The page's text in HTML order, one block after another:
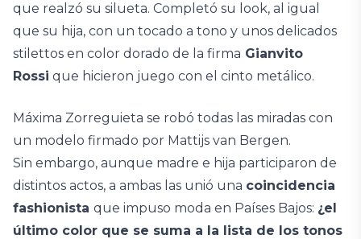
que realzó su silueta. Completó su look, al igual
que su hija, con un tocado a tono y unos delicados
stilettos en color dorado de la firma Gianvito
Rossi que hicieron juego con el cinto metálico.
Máxima Zorreguieta se robó todas las miradas con
un modelo firmado por Mattijs van Bergen.
Sin embargo, aunque madre e hija participaron de
distintos actos, a ambas las unió una coincidencia
fashionista que impuso moda en Países Bajos: ¿el
último color que se suma a la lista de los tonos